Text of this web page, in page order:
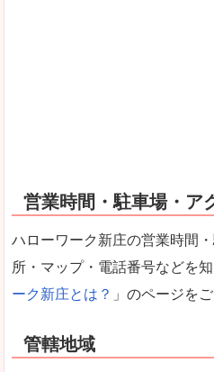
営業時間・駐車場・ア
ハローワーク新庄の営業時間
所・マップ・電話番号などを
ーク新庄とは？ 」のページを
管轄地域